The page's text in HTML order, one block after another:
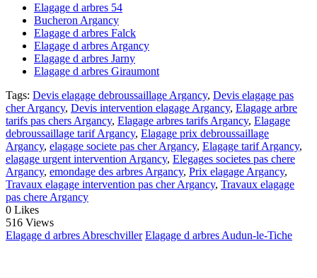
Elagage d arbres 54
Bucheron Argancy
Elagage d arbres Falck
Elagage d arbres Argancy
Elagage d arbres Jarny
Elagage d arbres Giraumont
Tags: Devis elagage debroussaillage Argancy, Devis elagage pas
cher Argancy, Devis intervention elagage Argancy, Elagage arbre
tarifs pas chers Argancy, Elagage arbres tarifs Argancy, Elagage
debroussaillage tarif Argancy, Elagage prix debroussaillage
Argancy, elagage societe pas cher Argancy, Elagage tarif Argancy,
elagage urgent intervention Argancy, Elegages societes pas chere
Argancy, emondage des arbres Argancy, Prix elagage Argancy,
Travaux elagage intervention pas cher Argancy, Travaux elagage
pas chere Argancy
0 Likes
516 Views
Elagage d arbres Abreschviller Elagage d arbres Audun-le-Tiche